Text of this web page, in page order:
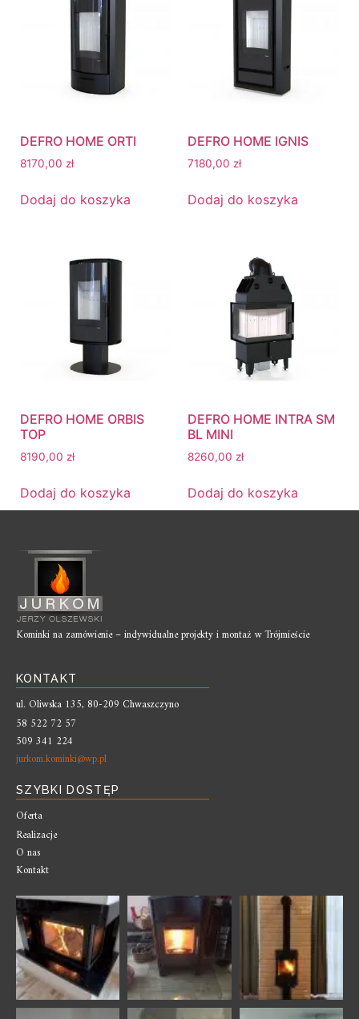
DEFRO HOME ORTI
8170,00 zł
Dodaj do koszyka
DEFRO HOME IGNIS
7180,00 zł
Dodaj do koszyka
DEFRO HOME ORBIS
TOP
8190,00 zł
Dodaj do koszyka
DEFRO HOME INTRA SM
BL MINI
8260,00 zł
Dodaj do koszyka
Kominki na zamówienie – indywidualne projekty i montaż w Trójmieście
KONTAKT
ul. Oliwska 135, 80-209 Chwaszczyno
58 522 72 57
509 341 224
jurkom.kominki@wp.pl
SZYBKI DOSTĘP
Oferta
Realizacje
O nas
Kontakt